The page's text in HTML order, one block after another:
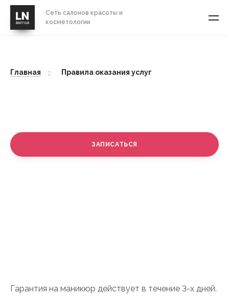
Сеть салонов красоты и
косметологии
Главная Правила оказания услуг
ЗАПИСАТЬСЯ
Гарантия на маникюр действует в течение 3-х дней.